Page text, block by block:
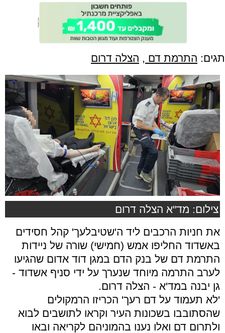
תגים: התרמת דם , הצלה דרום
צילום: מד"א הצלה דרום
את חניות הרכבים ליד ה'שטיבלעך' קהל חסידים
באשדוד החליפו אמש (חמישי) שורה של ניידות
התרמת דם של בנק הדם במגן דוד אדום שהגיעו
לערב התרמה מיוחד שנערך על ידי סניף אשדוד -
גן יבנה במד'א - הצלה דרום.
'לא תעמוד על דם רעך' הכריזו הרמקולים
שהסתובבו בשכונות העיר וקראו לתושבים לבוא
ולתרום דם ואלו נענו בהמוניהם לקריאה ובאו